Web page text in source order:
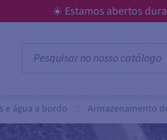
☀️ Estamos abertos
e água a bordo Armazenamento